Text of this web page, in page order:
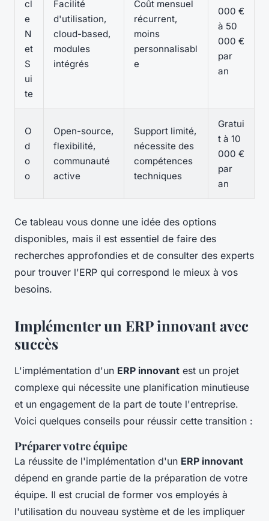
cl
e
N
et
S
ui
te
Facilité
d'utilisation,
cloud-based,
modules
intégrés
Coût mensuel
récurrent,
moins
personnalisabl
e
000 €
à 50
000 €
par
an
O
d
o
o
Open-source,
flexibilité,
communauté
active
Support limité,
nécessite des
compétences
techniques
Gratui
t à 10
000 €
par
an
Ce tableau vous donne une idée des options
disponibles, mais il est essentiel de faire des
recherches approfondies et de consulter des experts
pour trouver l'ERP qui correspond le mieux à vos
besoins.
Implémenter un ERP innovant avec
succès
L'implémentation d'un ERP innovant est un projet
complexe qui nécessite une planification minutieuse
et un engagement de la part de toute l'entreprise.
Voici quelques conseils pour réussir cette transition :
Préparer votre équipe
La réussite de l'implémentation d'un ERP innovant
dépend en grande partie de la préparation de votre
équipe. Il est crucial de former vos employés à
l'utilisation du nouveau système et de les impliquer